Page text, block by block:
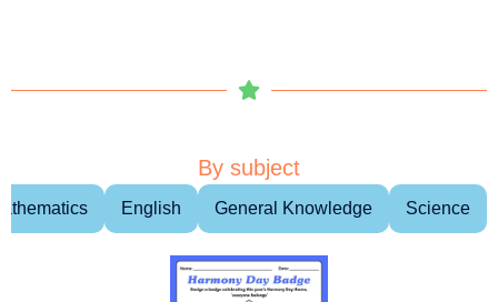
By subject
English General Knowledge Science